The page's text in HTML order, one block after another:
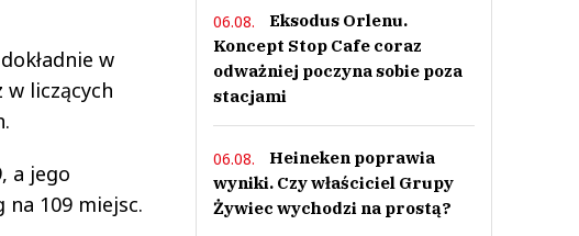
w
liczących
a jego
109 miejsc.
06.08.
Eksodus Orlenu.
Koncept Stop Cafe coraz
odważniej poczyna sobie poza
stacjami
06.08.
Heineken poprawia
wyniki. Czy właściciel Grupy
Żywiec wychodzi na prostą?